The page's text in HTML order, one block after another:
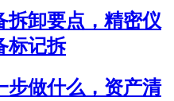
拆卸要点，精密仪
标记拆
步做什么，资产清